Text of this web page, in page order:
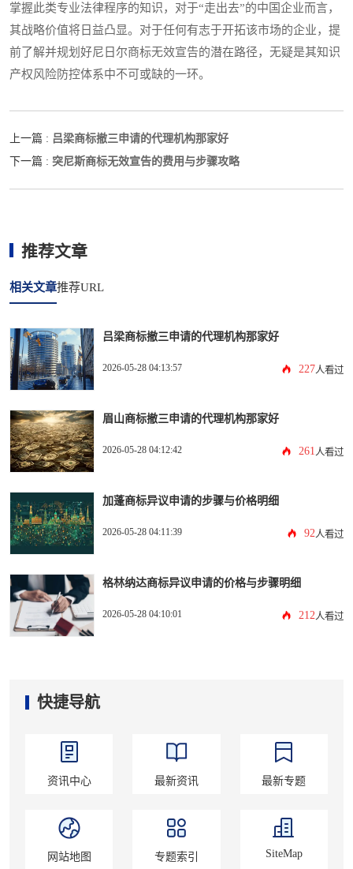
掌握此类专业法律程序的知识，对于“走出去”的中国企业而言，
其战略价值将日益凸显。对于任何有志于开拓该市场的企业，提
前了解并规划好尼日尔商标无效宣告的潜在路径，无疑是其知识
产权风险防控体系中不可或缺的一环。
上一篇 : 吕梁商标撤三申请的代理机构那家好
下一篇 : 突尼斯商标无效宣告的费用与步骤攻略
推荐文章
相关文章推荐URL
吕梁商标撤三申请的代理机构那家好
2026-05-28 04:13:57 227人看过
眉山商标撤三申请的代理机构那家好
2026-05-28 04:12:42 261 人看过
加蓬商标异议申请的步骤与价格明细
2026-05-28 04:11:39 92 人看过
格林纳达商标异议申请的价格与步骤明细
2026-05-28 04:10:01 212 人看过
快捷导航
资讯中心 最新资讯 最新专题
网站地图 专题索引 SiteMap